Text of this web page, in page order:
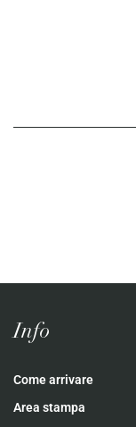
Info
Come arrivare
Area stampa